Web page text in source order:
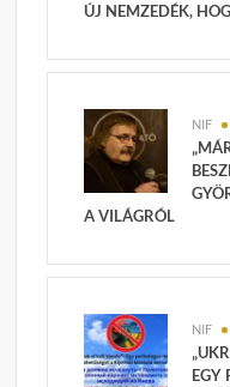
ÚJ NEMZEDÉK,
NIF
A VILÁGRÓL
NIF
EGY